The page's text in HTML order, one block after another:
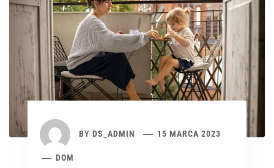
BY DS_ADMIN 15 MARCA 2023
DOM